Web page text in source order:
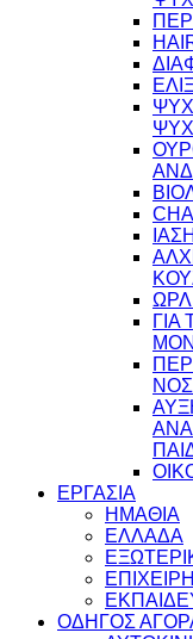
ΓΙΑ
ΕΡΓΑΣΙΑ
ΗΜΑΘΙΑ
ΕΛΛΑΔΑ
ΟΔΗΓΟΣ